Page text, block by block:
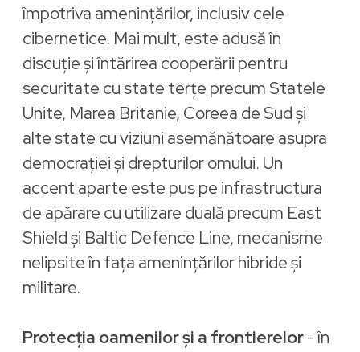
împotriva amenințărilor, inclusiv cele
cibernetice. Mai mult, este adusă în
discuție și întărirea cooperării pentru
securitate cu state terțe precum Statele
Unite, Marea Britanie, Coreea de Sud și
alte state cu viziuni asemănătoare asupra
democrației și drepturilor omului. Un
accent aparte este pus pe infrastructura
de apărare cu utilizare duală precum East
Shield și Baltic Defence Line, mecanisme
nelipsite în fața amenințărilor hibride și
militare.
Protecția oamenilor și a frontierelor- în